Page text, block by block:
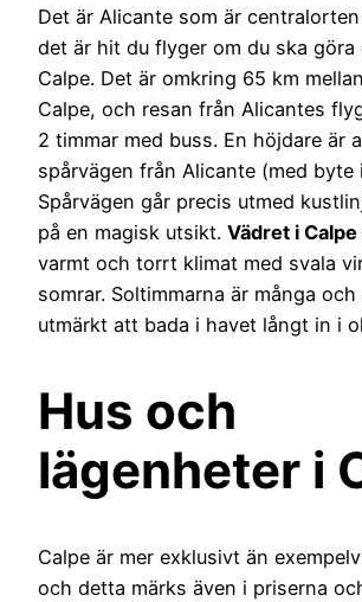
Det är Alicante som är
det är hit du flyger om du ska göra
Calpe. Det är omkring 65 km
Calpe, och resan från Alicantes
2 timmar med buss. En höjdare är
spårvägen från Alicante (med byte
Spårvägen går precis utmed
på en magisk utsikt. Vädret i Calpe
varmt och torrt klimat med svala
somrar. Soltimmarna är många
utmärkt att bada i havet långt in i
Hus och
lägenheter i
Calpe är mer exklusivt än
och detta märks även i priserna